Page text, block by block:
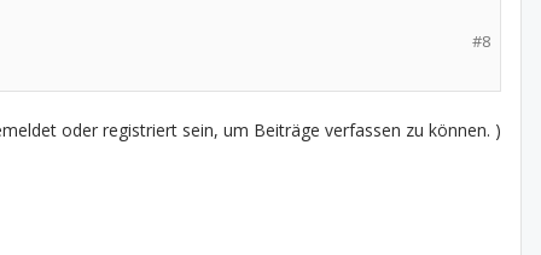
#8
oder registriert sein, um Beiträge verfassen zu können. )